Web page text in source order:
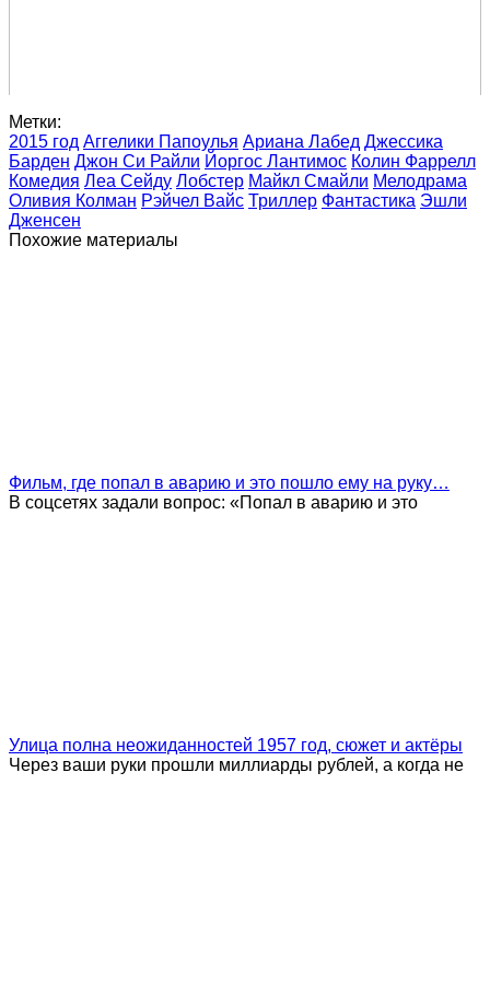
Метки:
2015 год Аггелики Папоулья Ариана Лабед Джессика
Барден Джон Си Райли Йоргос Лантимос Колин Фаррелл
Комедия Леа Сейду Лобстер Майкл Смайли Мелодрама
Оливия Колман Рэйчел Вайс Триллер Фантастика Эшли
Дженсен
Похожие материалы
Фильм, где попал в аварию и это пошло ему на руку…
В соцсетях задали вопрос: «Попал в аварию и это
Улица полна неожиданностей 1957 год, сюжет и актёры
Через ваши руки прошли миллиарды рублей, а когда не